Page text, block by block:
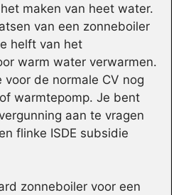
maken van heet water.
van een zonneboiler
helft van het
warm water verwarmen.
voor de normale CV nog
warmtepomp. Je bent
aan te vragen
flinke ISDE subsidie
zonneboiler voor een